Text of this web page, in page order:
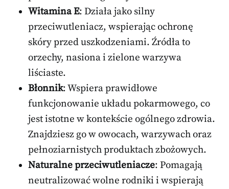
Witamina E: Działa jako silny
przeciwutleniacz, wspierając ochronę
skóry przed uszkodzeniami. Źródła to
orzechy, nasiona i zielone warzywa
liściaste.
Błonnik: Wspiera prawidłowe
funkcjonowanie układu pokarmowego, co
jest istotne w kontekście ogólnego zdrowia.
Znajdziesz go w owocach, warzywach oraz
pełnoziarnistych produktach zbożowych.
Naturalne przeciwutleniacze: Pomagają
neutralizować wolne rodniki i wspierają